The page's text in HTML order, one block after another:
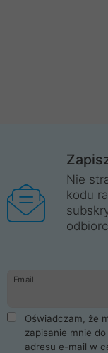
Nie
kodu
Email
Oświadczam, że
zapisanie mnie
adresu e-mail w